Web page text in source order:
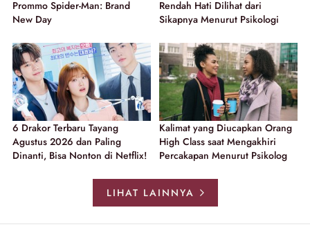
Prommo Spider-Man: Brand
New Day
Rendah Hati Dilihat dari
Sikapnya Menurut Psikologi
6 Drakor Terbaru Tayang
Agustus 2026 dan Paling
Dinanti, Bisa Nonton di Netflix!
Kalimat yang Diucapkan Orang
High Class saat Mengakhiri
Percakapan Menurut Psikolog
LIHAT LAINNYA